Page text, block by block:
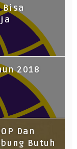
Bisa
2018
Dan
Butuh